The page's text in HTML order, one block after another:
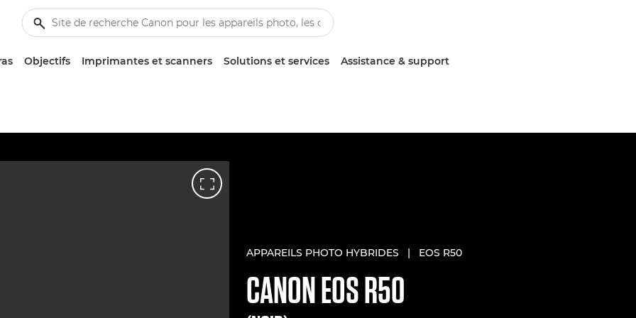
Objectifs Imprimantes et scanners Solutions et services Assistance & support
APPAREILS PHOTO HYBRIDES | EOS R50
CANONEOS R50